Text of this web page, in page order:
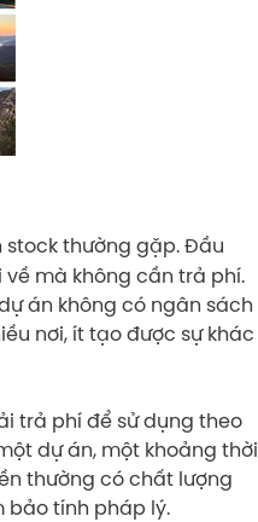
thường gặp. Đầu
mà không cần trả phí.
án không có ngân sách
nơi, ít tạo được sự khác
trả phí để sử dụng theo
dự án, một khoảng thời
thường có chất lượng
bảo tính pháp lý.